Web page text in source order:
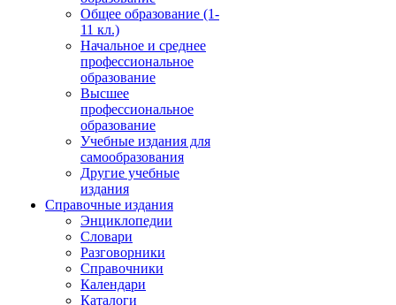
Общее образование (1-
11 кл.)
Начальное и среднее
профессиональное
образование
Высшее
профессиональное
образование
Учебные издания для
самообразования
Другие учебные
издания
Справочные издания
Энциклопедии
Словари
Разговорники
Справочники
Календари
Каталоги